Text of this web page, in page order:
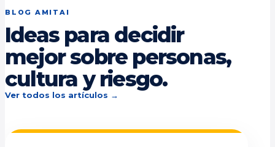
BLOG AMITAI
Ideas para decidir
mejor sobre personas,
cultura y riesgo.
Ver todos los artículos →